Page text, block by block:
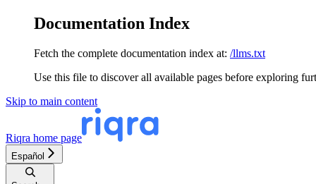
Documentation Index
Fetch the complete documentation index at: /llms.txt
Use this file to discover all available pages before exploring
Skip to main content
Riqra home page
Español